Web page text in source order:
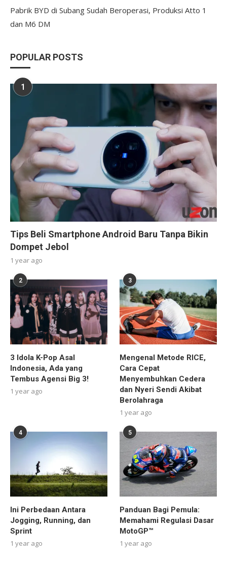
Pabrik BYD di Subang Sudah Beroperasi, Produksi Atto 1
dan M6 DM
POPULAR POSTS
1
Tips Beli Smartphone Android Baru Tanpa Bikin
Dompet Jebol
1 year ago
2
3 Idola K-Pop Asal
Indonesia, Ada yang
Tembus Agensi Big 3!
1 year ago
3
Mengenal Metode RICE,
Cara Cepat
Menyembuhkan Cedera
dan Nyeri Sendi Akibat
Berolahraga
1 year ago
4
Ini Perbedaan Antara
Jogging, Running, dan
Sprint
1 year ago
5
Panduan Bagi Pemula:
Memahami Regulasi Dasar
MotoGP™
1 year ago